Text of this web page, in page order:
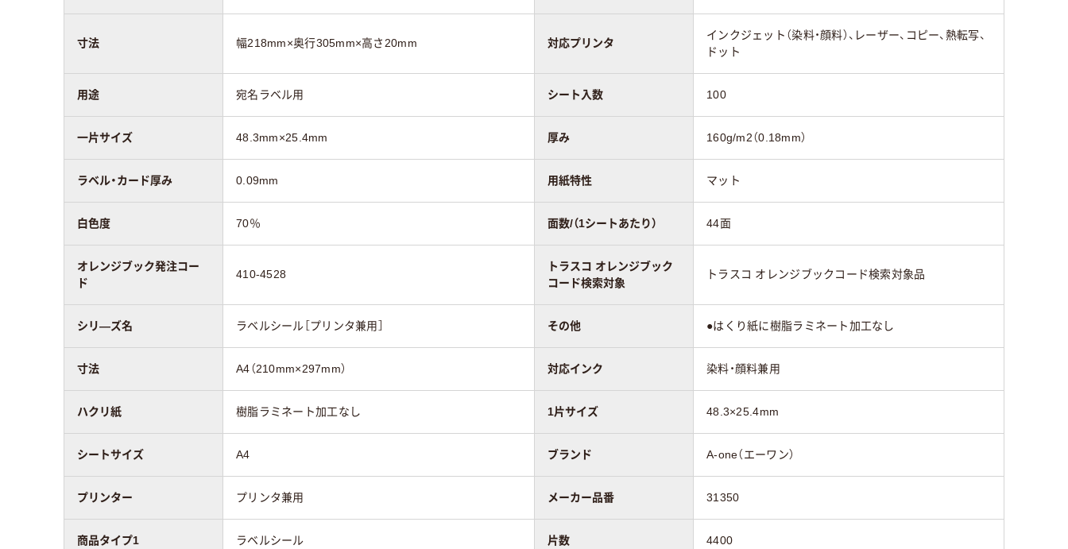
寸法 幅218mm×奥行305mm×高さ20mm 対応プリンタ
インクジェット（染料・顔料）、レーザー、コピー、熱転写、
ドット
用途 宛名ラベル用 シート入数 100
一片サイズ 48.3mm×25.4mm 厚み 160g/m2（0.18mm）
ラベル・カード厚み 0.09mm 用紙特性 マット
白色度 70％ 面数/（1シートあたり） 44面
オレンジブック発注コー
ド
410-4528
トラスコ オレンジブック
コード検索対象
トラスコ オレンジブックコード検索対象品
シリ―ズ名 ラベルシール［プリンタ兼用］ その他 ●はくり紙に樹脂ラミネート加工なし
寸法 A4（210mm×297mm） 対応インク 染料・顔料兼用
ハクリ紙 樹脂ラミネート加工なし 1片サイズ 48.3×25.4mm
シートサイズ A4 ブランド A-one（エーワン）
プリンター プリンタ兼用 メーカー品番 31350
商品タイプ1 ラベルシール 片数 4400